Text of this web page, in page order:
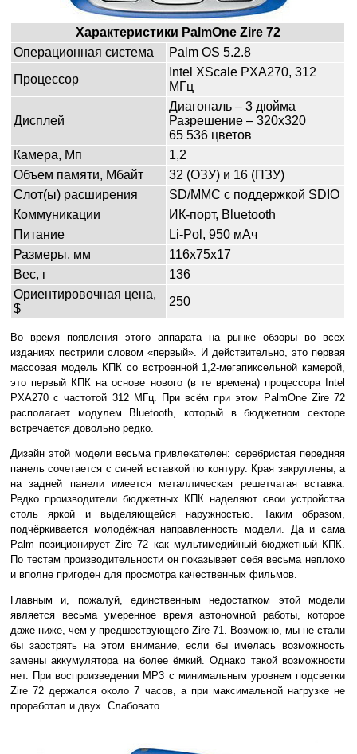
Характеристики PalmOne Zire 72
Операционная система
Palm OS 5.2.8
Процессор
Intel XScale PXA270, 312
МГц
Дисплей
Диагональ – 3 дюйма
Разрешение – 320x320
65 536 цветов
Камера, Мп
1,2
Объем памяти, Мбайт
32 (ОЗУ) и 16 (ПЗУ)
Слот(ы) расширения
SD/MMC с поддержкой SDIO
Коммуникации
ИК-порт, Bluetooth
Питание
Li-Pol, 950 мАч
Размеры, мм
116x75x17
Вес, г
136
Ориентировочная цена,
$
250
Во время появления этого аппарата на рынке обзоры во всех
изданиях пестрили словом «первый». И действительно, это первая
массовая модель КПК со встроенной 1,2-мегапиксельной камерой,
это первый КПК на основе нового (в те времена) процессора Intel
PXA270 с частотой 312 МГц. При всём при этом PalmOne Zire 72
располагает модулем Bluetooth, который в бюджетном секторе
встречается довольно редко.
Дизайн этой модели весьма привлекателен: серебристая передняя
панель сочетается с синей вставкой по контуру. Края закруглены, а
на задней панели имеется металлическая решетчатая вставка.
Редко производители бюджетных КПК наделяют свои устройства
столь яркой и выделяющейся наружностью. Таким образом,
подчёркивается молодёжная направленность модели. Да и сама
Palm позиционирует Zire 72 как мультимедийный бюджетный КПК.
По тестам производительности он показывает себя весьма неплохо
и вполне пригоден для просмотра качественных фильмов.
Главным и, пожалуй, единственным недостатком этой модели
является весьма умеренное время автономной работы, которое
даже ниже, чем у предшествующего Zire 71. Возможно, мы не стали
бы заострять на этом внимание, если бы имелась возможность
замены аккумулятора на более ёмкий. Однако такой возможности
нет. При воспроизведении МР3 с минимальным уровнем подсветки
Zire 72 держался около 7 часов, а при максимальной нагрузке не
проработал и двух. Слабовато.